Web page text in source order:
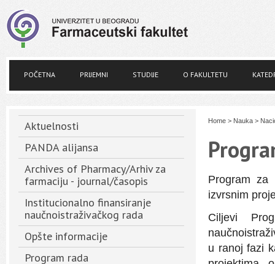
POČETNA PRIJEMNI STUDIJE O FAKULTETU
Aktuelnosti
PANDA alijansa
Archives of Pharmacy/Arhiv za
farmaciju - journal/časopis
Institucionalno finansiranje
naučnoistraživačkog rada
Opšte informacije
Program rada
Home > Nauka >
Program za
izvrsnim
Ciljevi
u ranoj fazi